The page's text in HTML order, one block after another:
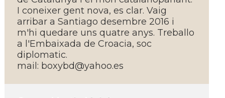
I coneixer gent nova, es clar. Vaig
arribar a Santiago desembre 2016 i
m'hi quedare uns quatre anys. Treballo
a l'Embaixada de Croacia, soc
diplomatic.
mail: boxybd@yahoo.es